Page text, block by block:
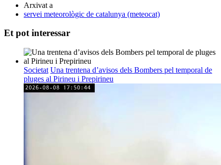
Arxivat a
servei meteorològic de catalunya (meteocat)
Et pot interessar
Societat Una trentena d’avisos dels Bombers pel temporal de
pluges al Pirineu i Prepirineu